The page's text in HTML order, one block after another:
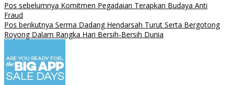
Pos sebelumnya Komitmen Pegadaian Terapkan Budaya Anti
Fraud
Pos berikutnya Serma Dadang Hendarsah Turut Serta Bergotong
Royong Dalam Rangka Hari Bersih-Bersih Dunia